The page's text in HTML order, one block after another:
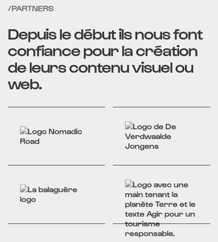
/PARTNERS
Depuis le début ils nous font
confiance pour la création
de leurs contenu visuel ou
web.